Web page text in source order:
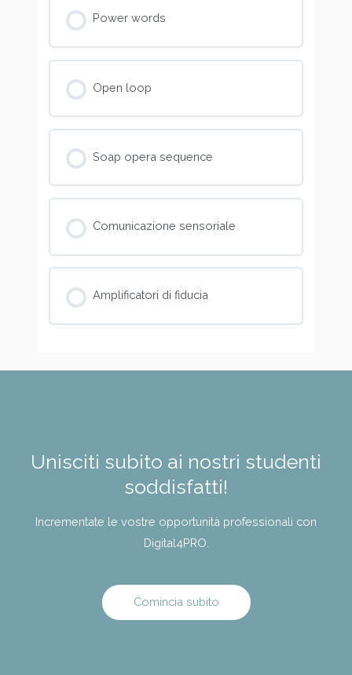
Power words
Open loop
Soap opera sequence
Comunicazione sensoriale
Amplificatori di fiducia
Unisciti subito ai nostri studenti
soddisfatti!
Incrementate le vostre opportunità professionali con
Digital4PRO.
Comincia subito